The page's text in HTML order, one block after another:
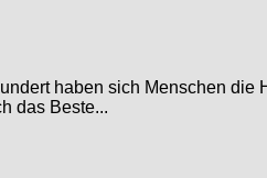
haben sich Menschen
das Beste...